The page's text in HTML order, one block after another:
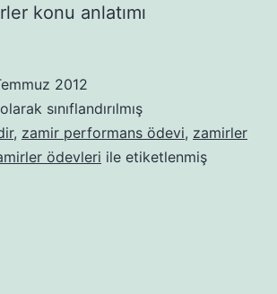
konu anlatımı
2012
olarak sınıflandırılmış
, zamir performans ödevi, zamirler
ödevleri ile etiketlenmiş